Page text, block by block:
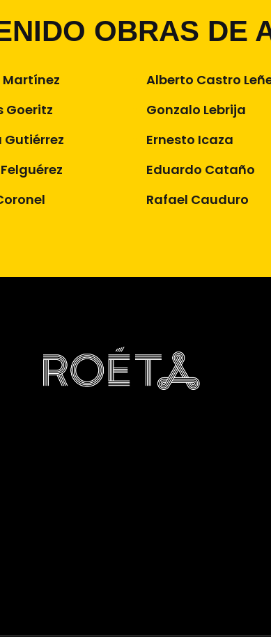
OBRAS DE
Goeritz
Alberto Castro
Gonzalo Lebrija
Ernesto Icaza
Eduardo Cataño
Rafael Cauduro